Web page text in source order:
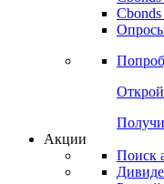
Акции
Поиск